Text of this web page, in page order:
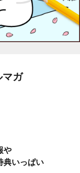
マガ
や
典いっぱい